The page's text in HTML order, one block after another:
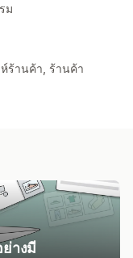
ม
ร้านค้า, ร้านค้า
างมี